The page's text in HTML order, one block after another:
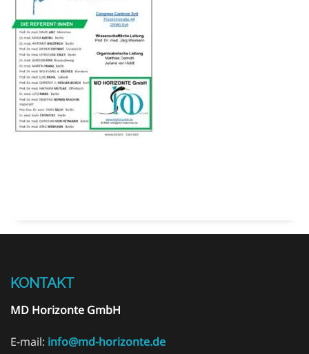
KONTAKT
MD Horizonte GmbH
E-mail: info@md-horizonte.de